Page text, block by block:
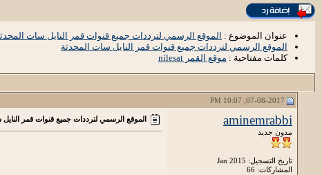
عنوان الموضوع : الموقع الرسمي لترددات جميع قنوات قمر النايل سات
الموقع الرسمي لترددات جميع قنوات قمر النايل سات المحدثة
كلمات مفتاحية : موقع القمر nilesat
aminemrabbi
مدون جديد
تاريخ التسجيل: Jan 2015
المشاركات: 66
الموقع الرسمي لترددات جميع قنوات قمر